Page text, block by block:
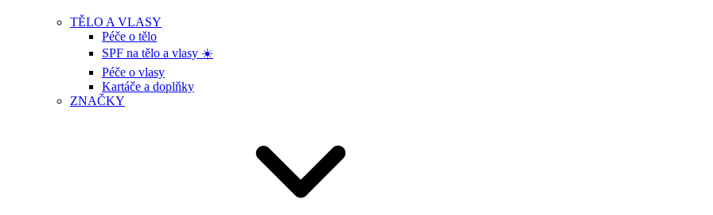
TĚLO A VLASY
Péče o tělo
SPF na tělo a vlasy ☀️
Péče o vlasy
Kartáče a doplňky
ZNAČKY